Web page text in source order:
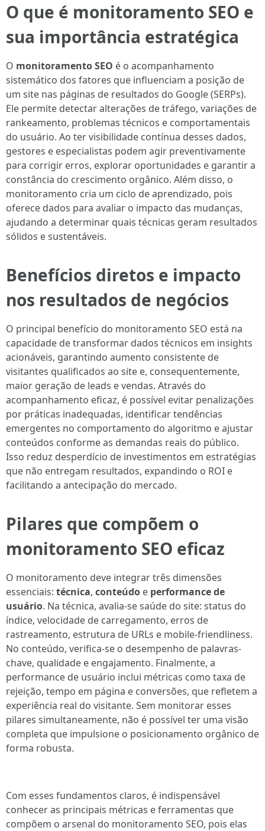
O que é monitoramento SEO e
sua importância estratégica
O monitoramento SEO é o acompanhamento
sistemático dos fatores que influenciam a posição de
um site nas páginas de resultados do Google (SERPs).
Ele permite detectar alterações de tráfego, variações de
rankeamento, problemas técnicos e comportamentais
do usuário. Ao ter visibilidade contínua desses dados,
gestores e especialistas podem agir preventivamente
para corrigir erros, explorar oportunidades e garantir a
constância do crescimento orgânico. Além disso, o
monitoramento cria um ciclo de aprendizado, pois
oferece dados para avaliar o impacto das mudanças,
ajudando a determinar quais técnicas geram resultados
sólidos e sustentáveis.
Benefícios diretos e impacto
nos resultados de negócios
O principal benefício do monitoramento SEO está na
capacidade de transformar dados técnicos em insights
acionáveis, garantindo aumento consistente de
visitantes qualificados ao site e, consequentemente,
maior geração de leads e vendas. Através do
acompanhamento eficaz, é possível evitar penalizações
por práticas inadequadas, identificar tendências
emergentes no comportamento do algoritmo e ajustar
conteúdos conforme as demandas reais do público.
Isso reduz desperdício de investimentos em estratégias
que não entregam resultados, expandindo o ROI e
facilitando a antecipação do mercado.
Pilares que compõem o
monitoramento SEO eficaz
O monitoramento deve integrar três dimensões
essenciais: técnica, conteúdo e performance de
usuário. Na técnica, avalia-se saúde do site: status do
índice, velocidade de carregamento, erros de
rastreamento, estrutura de URLs e mobile-friendliness.
No conteúdo, verifica-se o desempenho de palavras-
chave, qualidade e engajamento. Finalmente, a
performance de usuário inclui métricas como taxa de
rejeição, tempo em página e conversões, que refletem a
experiência real do visitante. Sem monitorar esses
pilares simultaneamente, não é possível ter uma visão
completa que impulsione o posicionamento orgânico de
forma robusta.
Com esses fundamentos claros, é indispensável
conhecer as principais métricas e ferramentas que
compõem o arsenal do monitoramento SEO, pois elas